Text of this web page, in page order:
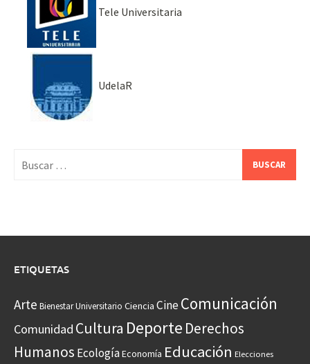
Tele Universitaria
UdelaR
ETIQUETAS
Arte Bienestar Universitario Ciencia CineComunicación
Comunidad Cultura Deporte Derechos
Humanos EcologíaEconomía Educación Elecciones